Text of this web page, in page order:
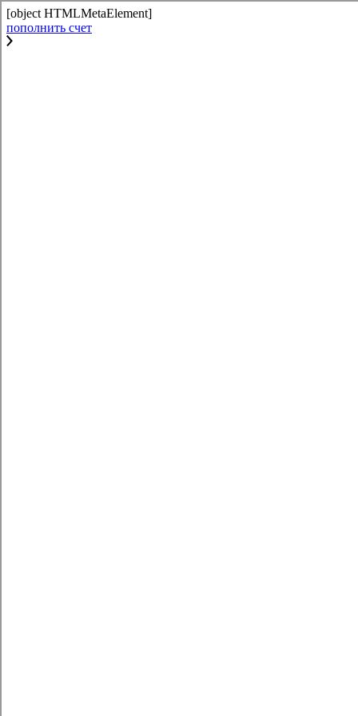
[object HTMLMetaElement]
пополнить счет